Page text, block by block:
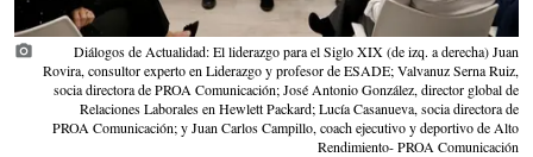
photo_camera
Diálogos de Actualidad: El liderazgo para el Siglo XIX (de izq. a derecha) Juan
Rovira, consultor experto en Liderazgo y profesor de ESADE; Valvanuz Serna Ruiz,
socia directora de PROA Comunicación; José Antonio González, director global de
Relaciones Laborales en Hewlett Packard; Lucía Casanueva, socia directora de
PROA Comunicación; y Juan Carlos Campillo, coach ejecutivo y deportivo de Alto
Rendimiento- PROA Comunicación